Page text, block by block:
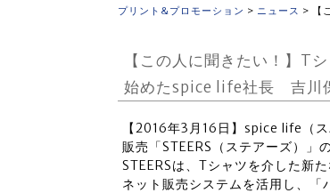
プリント&プロモーション > ニュース >
【この人に聞きたい！】T
始めたspice life社長 吉川
【2016年3月16日】spice life（
販売「STEERS（ステアーズ）」
STEERSは、Tシャツを介した新
ネット販売システムを活用し、